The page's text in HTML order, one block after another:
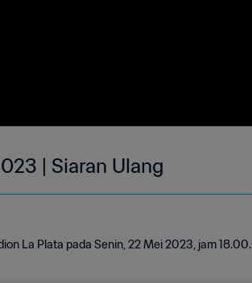
| Siaran Ulang
La Plata pada Senin, 22 Mei 2023, jam 18.00.